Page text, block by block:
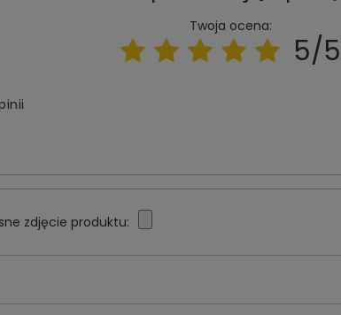
Twoja ocena:
5/5
zdjęcie produktu: